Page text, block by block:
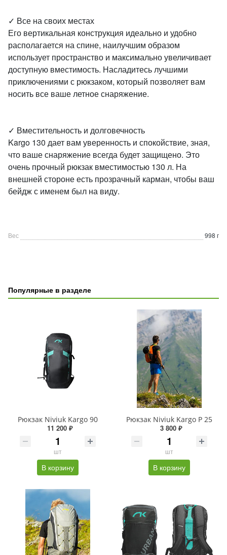
✓ Все на своих местах
Его вертикальная конструкция идеально и удобно
располагается на спине, наилучшим образом
использует пространство и максимально увеличивает
доступную вместимость. Насладитесь лучшими
приключениями с рюкзаком, который позволяет вам
носить все ваше летное снаряжение.
✓ Вместительность и долговечность
Kargo 130 дает вам уверенность и спокойствие, зная,
что ваше снаряжение всегда будет защищено. Это
очень прочный рюкзак вместимостью 130 л. На
внешней стороне есть прозрачный карман, чтобы ваш
бейдж с именем был на виду.
Вес 998 г
Популярные в разделе
Рюкзак Niviuk Kargo 90
11 200 ₽
шт
В корзину
Рюкзак Niviuk Kargo P 25
3 800 ₽
шт
В корзину